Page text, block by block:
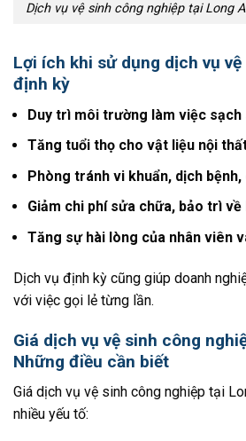
Dịch vụ vệ sinh công nghiệp tại Long
Lợi ích khi sử dụng dịch vụ
định kỳ
Duy trì môi trường làm việc sạch
Tăng tuổi thọ cho vật liệu nội
Phòng tránh vi khuẩn, dịch
Giảm chi phí sửa chữa, bảo trì về
Tăng sự hài lòng của nhân viên
Dịch vụ định kỳ cũng giúp doanh
với việc gọi lẻ từng lần.
Giá dịch vụ vệ sinh công
Những điều cần biết
Giá dịch vụ vệ sinh công nghiệp tại
nhiều yếu tố: